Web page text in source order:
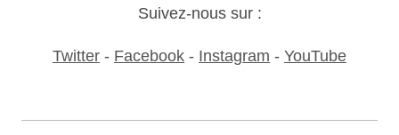
Suivez-nous sur :
Twitter - Facebook - Instagram - YouTube